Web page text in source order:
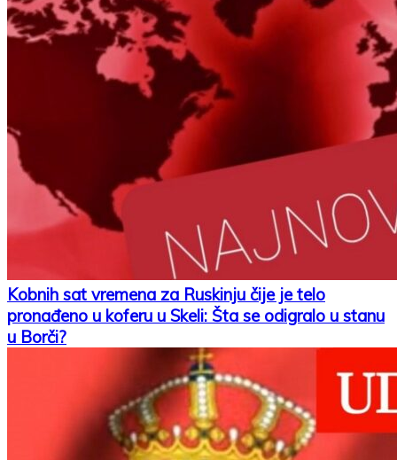
Kobnih sat vremena za Ruskinju čije je telo
pronađeno u koferu u Skeli: Šta se odigralo u stanu
u Borči?